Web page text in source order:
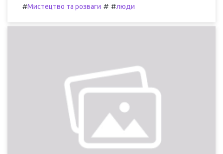
#Мистецтво та розваги # #люди